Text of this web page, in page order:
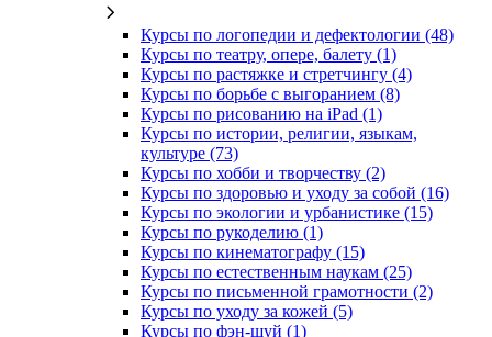
Курсы по логопедии и дефектологии (48)
Курсы по театру, опере, балету (1)
Курсы по растяжке и стретчингу (4)
Курсы по борьбе с выгоранием (8)
Курсы по рисованию на iPad (1)
Курсы по истории, религии, языкам,
культуре (73)
Курсы по хобби и творчеству (2)
Курсы по здоровью и уходу за собой (16)
Курсы по экологии и урбанистике (15)
Курсы по рукоделию (1)
Курсы по кинематографу (15)
Курсы по естественным наукам (25)
Курсы по письменной грамотности (2)
Курсы по уходу за кожей (5)
Курсы по фэн-шуй (1)